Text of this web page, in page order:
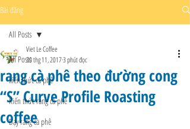
Bài đăng
All Posts
kiến thức cà phê
Kiến thức rang cà phê
Dạy rang cà phê
All Posts
rang cà phê theo đường cong
“S” Curve Profile Roasting
coffee
Viet Le Coffee
30 thg 11, 20173 phút đọc